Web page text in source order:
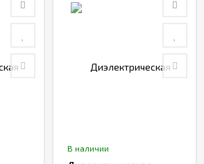
В наличии